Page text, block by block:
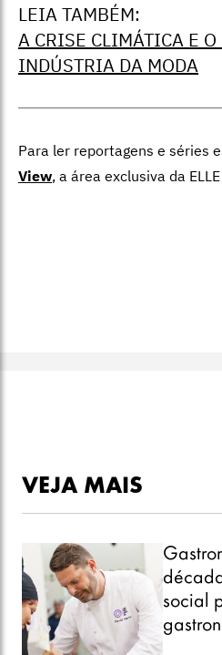
LEIA TAMBÉM:
A CRISE CLIMÁTICA E
INDÚSTRIA DA MODA
Para ler reportagens e séries
View, a área exclusiva da
VEJA MAIS
social